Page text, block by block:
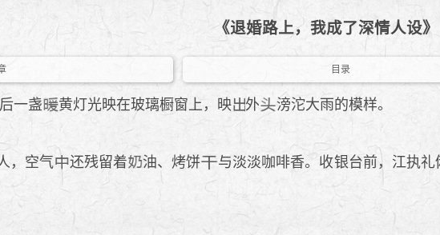
《退婚路上，我成了深情人设》
目录
一盏 黄灯光映在玻璃橱窗上，映 外 滂沱大雨的模样。
，空气 还残留着 油、烤饼 与淡淡咖啡香。收银台前，江执礼